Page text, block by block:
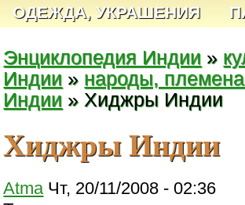
ОДЕЖДА, УКРАШЕНИЯ
Энциклопедия Индии »
Индии » народы,
Индии » Хиджры Индии
Хиджры Индии
Atma Чт, 20/11/2008 - 02:36